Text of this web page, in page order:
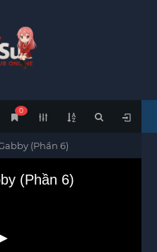
0
(Phần 6)
(Phần 6)